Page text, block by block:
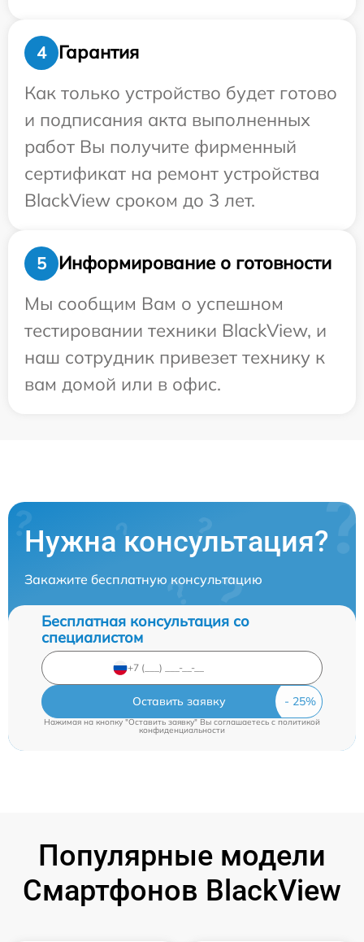
4
Гарантия
Как только устройство будет готово
и подписания акта выполненных
работ Вы получите фирменный
сертификат на ремонт устройства
BlackView сроком до 3 лет.
5
Информирование о готовности
Мы сообщим Вам о успешном
тестировании техники BlackView, и
наш сотрудник привезет технику к
вам домой или в офис.
Нужна консультация?
Закажите бесплатную консультацию
Бесплатная консультация со
специалистом
Оставить заявку
Нажимая на кнопку "Оставить заявку" Вы соглашаетесь cполитикой
конфиденциальности
Популярные модели
Смартфонов BlackView